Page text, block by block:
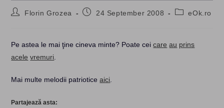
PostFlorin Grozea
Post24 September 2008
PosteOk.ro
Pe astea le mai ţine cineva minte? Poate ceicare au prins
acele vremuri
Mai multe melodii patrioticeaici
Partajează asta: